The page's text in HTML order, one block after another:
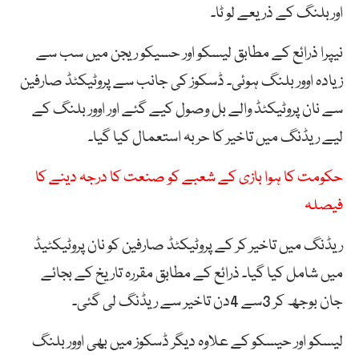
اوربلنگ کے ذریعے لو ٹا۔
نیپرا ذرائع کے مطابق لیسکو اور حسیکو ریجن میں سب سے
زیادہ اوور بلنگ ہوئی۔ ڈسکوز کی جانب سے پروٹیکٹڈ صارفین
سے نان پروٹیکٹڈ والے بل وصول کیے گئے اور اوور بلنگ کے
لیے ریڈنگ میں تاخیر کا حربہ استعمال کیا گیا۔
حکومت کا ہوا بازی کے شعبے کو صنعت کا درجہ دینے کا
فیصلہ
ریڈنگ میں تاخیر کر کے پروٹیکٹڈ صارفین کو نان پروٹیکٹیڈ
میں شامل کیا گیا۔ ذرائع کے مطابق مقررہ تاریخ کے بجائے
جان بوجھ کر 3سے 4دن تاخیر سے ریڈنگ لی گئی۔
لیسکو اور حیسکو کے علاوہ دیگر ڈسکوز میں بھی اوور بلنگ